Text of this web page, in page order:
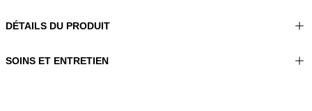
DÉTAILS DU PRODUIT
Matériel: 100% Viscose
SOINS ET ENTRETIEN